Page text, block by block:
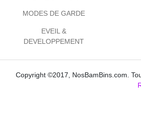
MODES DE GARDE
EVEIL &
DEVELOPPEMENT
Copyright ©2017, NosBamBins.com.